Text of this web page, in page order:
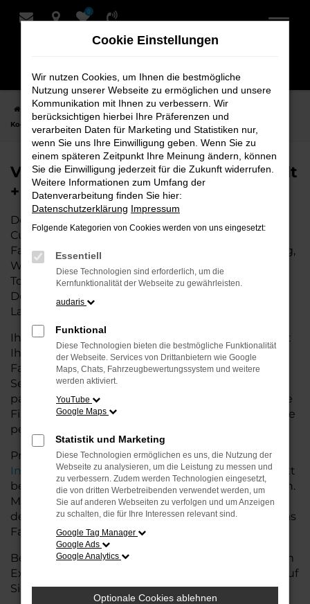
Zum
0
Startseite Cuxhaven VW
VW Touareg Fahrzeuge bei Schmidt +
Koch für Cuxhaven
VW Touareg Fahrzeuge bei Schmidt
+ Koch für Cuxhaven
Der VW Touareg ist die perfekte Wahl für alle in
Cuxhaven, die ein zuverlässiges und modernes
Fahrzeug suchen. Ob für den täglichen Arbeitsweg,
Wochenendausflüge oder lange Reisen, der VW
Touareg bietet Komfort, Effizienz und modernes
Design, das sowohl in der Stadt als auch auf dem
Land glänzt.
Ihr VW Autohaus in der Nähe von Cuxhaven bietet
Ihnen neben einer breiten Auswahl an VW
Fahrzeugen auch umfassende Beratung und
Service. Wir unterstützen Sie bei der Auswahl des
passenden Modells und bieten maßgeschneiderte
Finanzierungslösungen sowie Leasingoptionen, die
perfekt zu Ihrem Budget und Bedarf passen.
Profitieren Sie von zusätzlichen Services wie
Inzahlungnahme,Wartung und Reparaturendirekt
bei Ihrem VW Autohaus in der Nähe von Cuxhaven.
Mit unserer großen Auswahl an Fahrzeugen und
der professionellen Beratung finden Sie bei uns das
Fahrzeug, das Ihre Ansprüche erfüllt.
Besuchen Sie uns und lassen Sie sich von unserem
Expertenteam beraten – der VW Touareg wartet auf
Sie!
Cookie Einstellungen
Wir nutzen Cookies, um Ihnen die bestmögliche
Nutzung unserer Webseite zu ermöglichen und unsere
Kommunikation mit Ihnen zu verbessern. Wir
berücksichtigen hierbei Ihre Präferenzen und
verarbeiten Daten für Marketing und Statistiken nur,
wenn Sie uns Ihre Einwilligung geben. Wenn Sie zu
einem späteren Zeitpunkt Ihre Meinung ändern, können
Sie die Einwilligung jederzeit für die Zukunft widerrufen.
Weitere Informationen zum Umfang der
Datenverarbeitung finden Sie hier:
Datenschutzerklärung Impressum
Folgende Kategorien von Cookies werden von uns eingesetzt:
Essentiell
Diese Technologien sind erforderlich, um die
Kernfunktionalität der Webseite zu gewährleisten.
audaris
Funktional
Diese Technologien bieten die bestmögliche Funktionalität
der Webseite. Services von Drittanbietern wie Google
Maps, Chats, Fahrzeugbewertungssystem und weitere
werden aktiviert.
YouTube
Google Maps
Statistik und Marketing
Diese Technologien ermöglichen es uns, die Nutzung der
Webseite zu analysieren, um die Leistung zu messen und
zu verbessern. Zudem werden Technologien eingesetzt,
die von dritten Werbetreibenden verwendet werden, um
Sie auf anderen Webseiten zu verfolgen und um Anzeigen
zu schalten, die für Ihre Interessen relevant sind.
Google Tag Manager
Google Ads
Google Analytics
Optionale Cookies ablehnen